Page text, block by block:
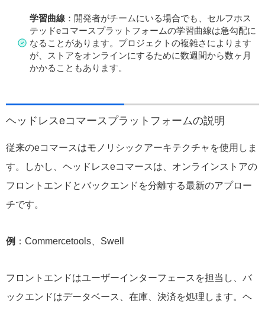
学習曲線 ：開発者がチームにいる場合でも、セルフホス
テッドeコマースプラットフォームの学習曲線は急勾配に
なることがあります。プロジェクトの複雑さによります
が、ストアをオンラインにするために数週間から数ヶ月
かかることもあります。
ヘッドレスeコマースプラットフォームの説明
従来のeコマースはモノリシックアーキテクチャを使用しま
す。しかし、ヘッドレスeコマースは、オンラインストアの
フロントエンドとバックエンドを分離する最新のアプロー
チです。
例 ：Commercetools、Swell
フロントエンドはユーザーインターフェースを担当し、バ
ックエンドはデータベース、在庫、決済を処理します。ヘ